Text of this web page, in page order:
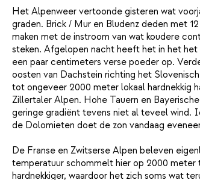
Het Alpenweer vertoonde gisteren wat
graden. Brick / Mur en Bludenz deden met
maken met de instroom van wat koudere
steken. Afgelopen nacht heeft het in het
een paar centimeters verse poeder op.
oosten van Dachstein richting het
tot ongeveer 2000 meter lokaal hardnekkig
Zillertaler Alpen. Hohe Tauern en
geringe gradiënt tevens niet al teveel wind.
de Dolomieten doet de zon vandaag
De Franse en Zwitserse Alpen beleven
temperatuur schommelt hier op 2000 meter
hardnekkiger, waardoor het zich soms wat